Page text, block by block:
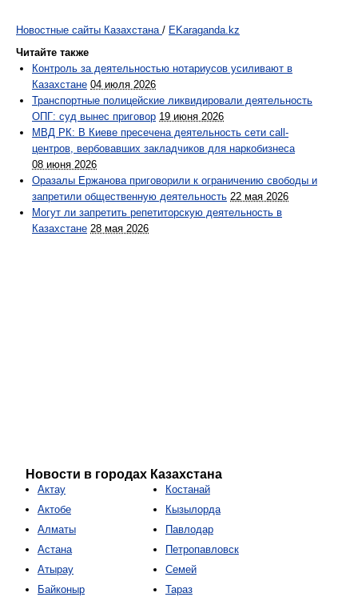
Новостные сайты Казахстана / EKaraganda.kz
Читайте также
Контроль за деятельностью нотариусов усиливают в
Казахстане 04 июля 2026
Транспортные полицейские ликвидировали деятельность
ОПГ: суд вынес приговор 19 июня 2026
МВД РК: В Киеве пресечена деятельность сети call-
центров, вербовавших закладчиков для наркобизнеса
08 июня 2026
Оразалы Ержанова приговорили к ограничению свободы и
запретили общественную деятельность 22 мая 2026
Могут ли запретить репетиторскую деятельность в
Казахстане 28 мая 2026
Новости в городах Казахстана
Актау
Актобе
Алматы
Астана
Атырау
Байконыр
Костанай
Кызылорда
Павлодар
Петропавловск
Семей
Тараз